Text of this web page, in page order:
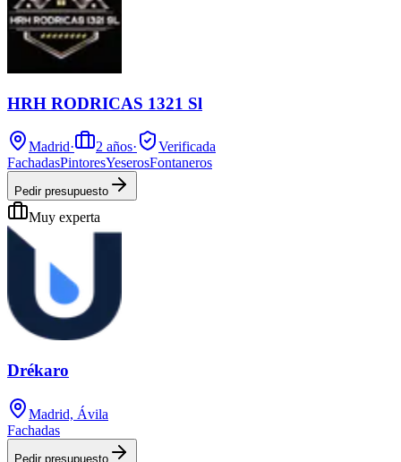
HRH RODRICAS 1321 Sl
Madrid· 2 años·
Verificada
FachadasPintoresYeserosFontaneros
Pedir presupuesto
Muy experta
Drékaro
Madrid, Ávila
Fachadas
Pedir presupuesto